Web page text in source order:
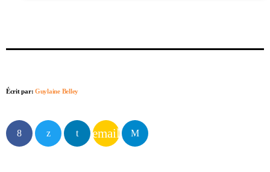
Écrit par:Guylaine Belley
email